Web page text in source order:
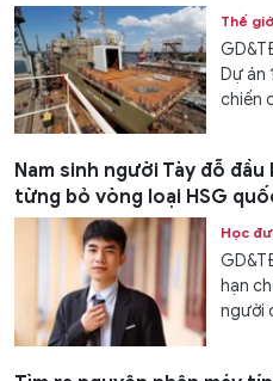
Thế
Dự án
chiến
Nam sinh người Tày đỗ
từng bỏ vòng loại HSG
Học
hạn
người